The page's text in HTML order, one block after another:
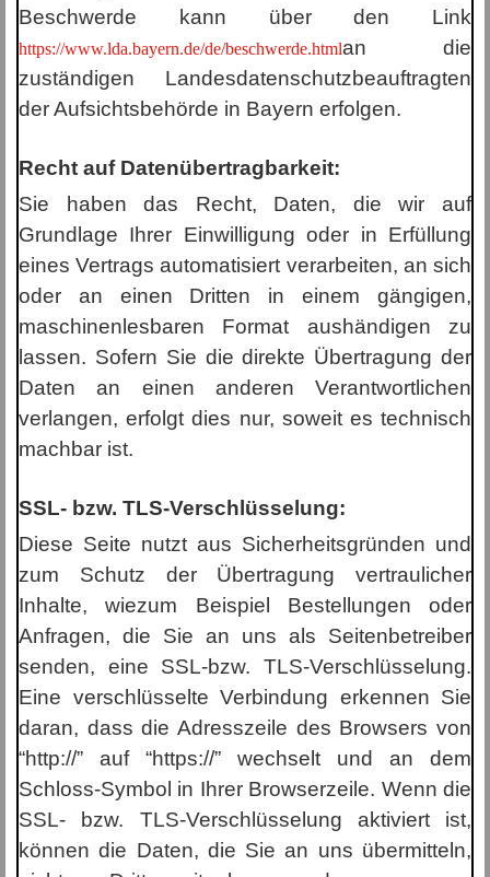
Beschwerde kann über den Link
https://www.lda.bayern.de/de/beschwerde.htmlan die
zuständigen Landesdatenschutzbeauftragten
der Aufsichtsbehörde in Bayern erfolgen.
Recht auf Datenübertragbarkeit:
Sie haben das Recht, Daten, die wir auf
Grundlage Ihrer Einwilligung oder in Erfüllung
eines Vertrags automatisiert verarbeiten, an sich
oder an einen Dritten in einem gängigen,
maschinenlesbaren Format aushändigen zu
lassen. Sofern Sie die direkte Übertragung der
Daten an einen anderen Verantwortlichen
verlangen, erfolgt dies nur, soweit es technisch
machbar ist.
SSL- bzw. TLS-Verschlüsselung:
Diese Seite nutzt aus Sicherheitsgründen und
zum Schutz der Übertragung vertraulicher
Inhalte, wiezum Beispiel Bestellungen oder
Anfragen, die Sie an uns als Seitenbetreiber
senden, eine SSL-bzw. TLS-Verschlüsselung.
Eine verschlüsselte Verbindung erkennen Sie
daran, dass die Adresszeile des Browsers von
“http://” auf “https://” wechselt und an dem
Schloss-Symbol in Ihrer Browserzeile. Wenn die
SSL- bzw. TLS-Verschlüsselung aktiviert ist,
können die Daten, die Sie an uns übermitteln,